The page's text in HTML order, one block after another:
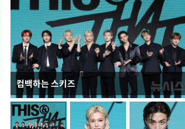
컴백하는 스키즈
이번주 국회에는 무슨 일이? [뉴시스국회토pic]